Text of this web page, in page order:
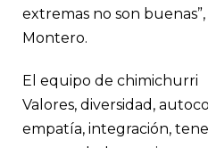
extremas no son
Montero.
El equipo de chimichurri
Valores, diversidad,
empatía, integración,